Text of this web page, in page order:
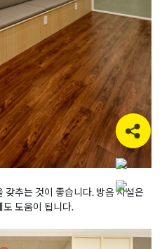
갖추는 것이 좋습니다. 방음 시설은
도움이 됩니다.